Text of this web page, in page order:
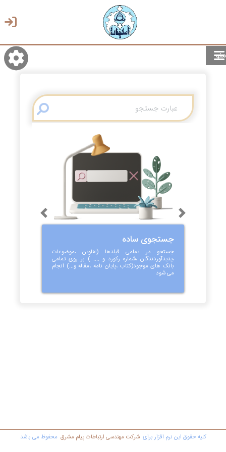
منو
انتخاب زبان
جستجوی ساده
جستجو در تمامی فیلدها (عناوین ،موضوعات
،پدیدآوردندگان ،شماره رکورد و .... ) بر روی تمامی
بانک های موجود(کتاب ،پایان نامه ،مقاله و...) انجام
می شود
Previous Next
کليه حقوق اين نرم افزار برای شرکت مهندسي ارتباطات پیام مشرق محفوظ مي باشد